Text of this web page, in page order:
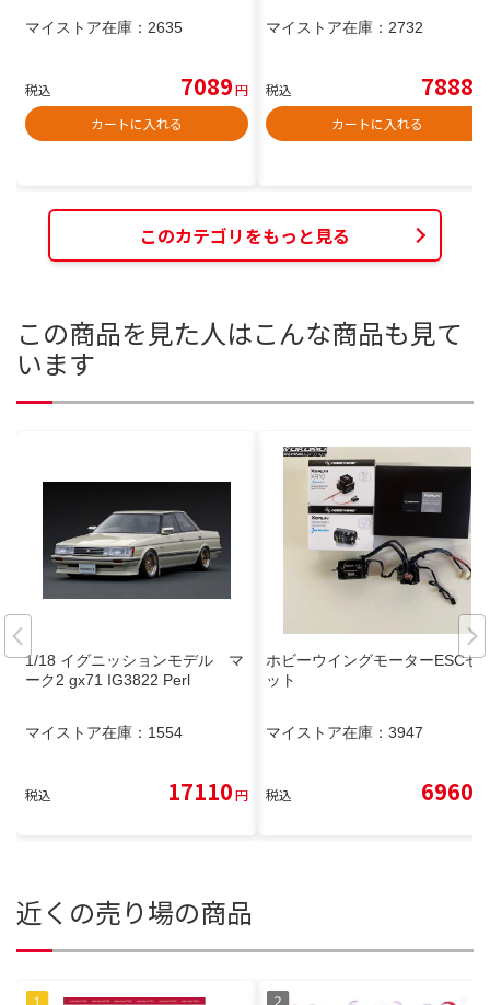
マイストア在庫： 2635
税込 7089円
カートに入れる
マイストア在庫： 2732
税込 7888
カートに入れる
このカテゴリをもっと見る
この商品を見た人はこんな商品も見て
います
1/18 イグニッションモデル マ
ーク2 gx71 IG3822 Perl
マイストア在庫： 1554
税込 17110円
ホビーウイングモーターESCセ
ット
マイストア在庫： 3947
税込 6960
近くの売り場の商品